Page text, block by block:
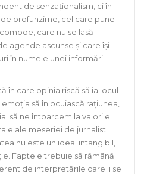
de senzaționalism, ci în
de profunzime, cel care pune
care nu se lasă
agende ascunse și care își
în numele unei informări
în care opinia riscă să ia locul
să înlocuiască rațiunea,
să ne întoarcem la valorile
ale meseriei de jurnalist.
nu este un ideal intangibil,
Faptele trebuie să rămână
de interpretările care li se